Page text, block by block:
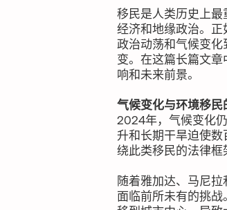
移民是人类历史上最
经济和地缘政治。
政治动荡和气候变化
变。在这篇长篇文
响和未来前景。
气候变化与环境移民
2024年，气候变化
升和长期干旱迫使数
绕此类移民的法律框
随着雅加达、马尼
面临前所未有的挑